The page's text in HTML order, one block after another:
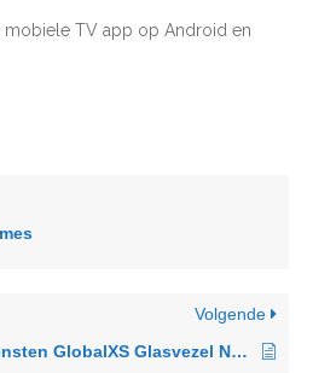
mobiele TV app op Android en
Volgende
OPGELOST: Storing diensten GlobalXS Glasvezel Noord